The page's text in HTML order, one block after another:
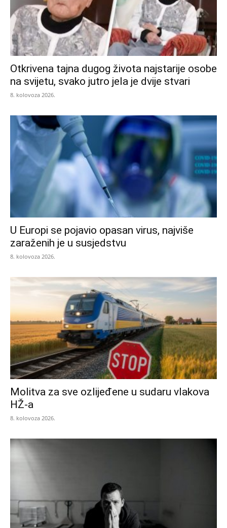
Otkrivena tajna dugog života najstarije osobe
na svijetu, svako jutro jela je dvije stvari
8. kolovoza 2026.
U Europi se pojavio opasan virus, najviše
zaraženih je u susjedstvu
8. kolovoza 2026.
Molitva za sve ozlijeđene u sudaru vlakova
HŽ-a
8. kolovoza 2026.